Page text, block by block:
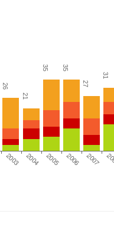
26
21
35 35
27
31
2003 2004 2005 2006 2007